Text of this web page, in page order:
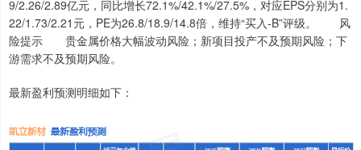
9/2.26/2.89亿元，同比增长72.1%/42.1%/27.5%，对应EPS分别为1.
22/1.73/2.21元，PE为26.8/18.9/14.8倍，维持“买入-B”评级。 风
险提示 贵金属价格大幅波动风险；新项目投产不及预期风险；下
游需求不及预期风险。
最新盈利预测明细如下：